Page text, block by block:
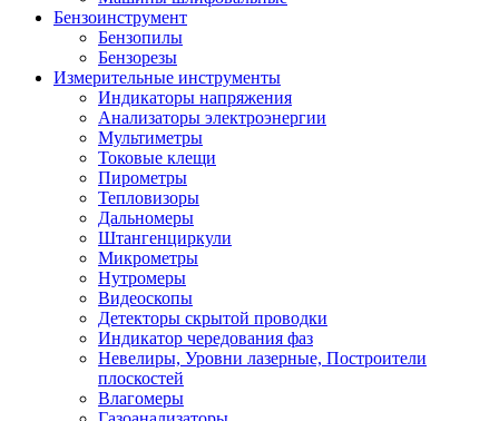
Бензоинструмент
Бензопилы
Бензорезы
Измерительные инструменты
Индикаторы напряжения
Анализаторы электроэнергии
Мультиметры
Токовые клещи
Пирометры
Тепловизоры
Дальномеры
Штангенциркули
Микрометры
Нутромеры
Видеоскопы
Детекторы скрытой проводки
Индикатор чередования фаз
Невелиры, Уровни лазерные, Построители
плоскостей
Влагомеры